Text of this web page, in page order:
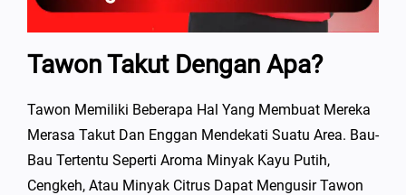
Tawon Takut Dengan Apa?
Tawon Memiliki Beberapa Hal Yang Membuat Mereka
Merasa Takut Dan Enggan Mendekati Suatu Area. Bau-
Bau Tertentu Seperti Aroma Minyak Kayu Putih,
Cengkeh, Atau Minyak Citrus Dapat Mengusir Tawon